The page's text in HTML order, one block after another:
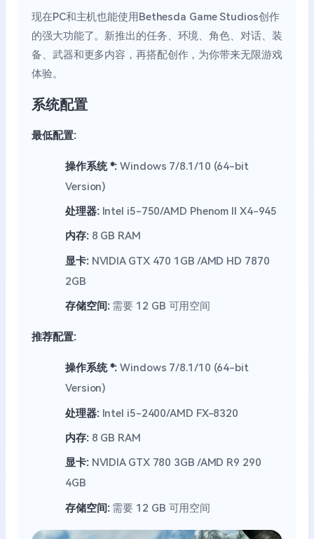
现在PC和主机也能使用Bethesda Game Studios创作
的强大功能了。新推出的任务、环境、角色、对话、装
备、武器和更多内容，再搭配创作，为你带来无限游戏
体验。
系统配置
最低配置:
操作系统 *: Windows 7/8.1/10 (64-bit
Version)
处理器:Intel i5-750/AMD Phenom II X4-945
内存:8 GB RAM
显卡:NVIDIA GTX 470 1GB /AMD HD 7870
2GB
存储空间:需要 12 GB 可用空间
推荐配置:
操作系统 *: Windows 7/8.1/10 (64-bit
Version)
处理器:Intel i5-2400/AMD FX-8320
内存:8 GB RAM
显卡:NVIDIA GTX 780 3GB /AMD R9 290
4GB
存储空间:需要 12 GB 可用空间